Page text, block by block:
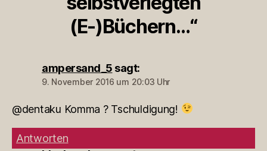
(E-)Büchern…“
ampersand_5 sagt:
9. November 2016 um 20:03 Uhr
@dentaku Komma ? Tschuldigung!
Antworten